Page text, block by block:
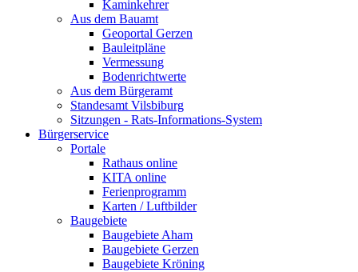
Kaminkehrer
Aus dem Bauamt
Geoportal Gerzen
Bauleitpläne
Vermessung
Bodenrichtwerte
Aus dem Bürgeramt
Standesamt Vilsbiburg
Sitzungen - Rats-Informations-System
Bürgerservice
Portale
Rathaus online
KITA online
Ferienprogramm
Karten / Luftbilder
Baugebiete
Baugebiete Aham
Baugebiete Gerzen
Baugebiete Kröning